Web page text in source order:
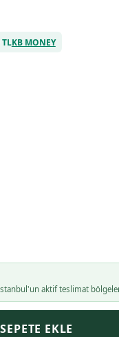
KB MONEY
aktif teslimat
SEPETE EKLE